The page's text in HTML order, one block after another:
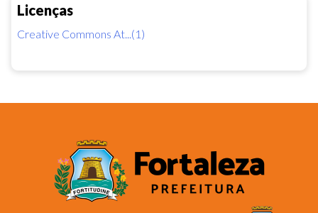
Licenças
Creative Commons At...(1)